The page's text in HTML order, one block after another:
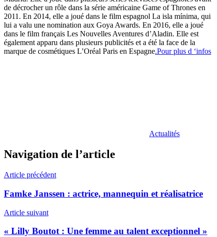
de décrocher un rôle dans la série américaine Game of Thrones en
2011. En 2014, elle a joué dans le film espagnol La isla mínima, qui
lui a valu une nomination aux Goya Awards. En 2016, elle a joué
dans le film français Les Nouvelles Aventures d’Aladin. Elle est
également apparu dans plusieurs publicités et a été la face de la
marque de cosmétiques L’Oréal Paris en Espagne.Pour plus d ‘infos
Actualités
Navigation de l’article
Article précédent
Famke Janssen : actrice, mannequin et réalisatrice
Article suivant
« Lilly Boutot : Une femme au talent exceptionnel »